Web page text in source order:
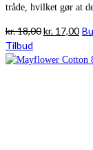
tråde, hvilket gør at
kr.18,00Den
pris
kr. 17,00
Tilbud